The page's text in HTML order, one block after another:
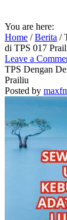
You are here:
Home /Berita /
di TPS 017
Leave a
TPS Dengan
Prailiu
Posted by